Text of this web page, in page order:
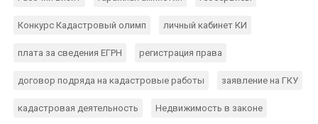
Конкурс Кадастровый олимп личный кабинет КИ
плата за сведения ЕГРН регистрация права
договор подряда на кадастровые работы заявление на ГКУ
кадастровая деятельность Недвижимость в законе